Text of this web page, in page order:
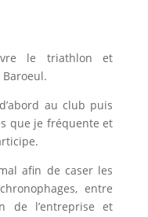
le triathlon et
au club puis
que je fréquente et
afin de caser les
entre
de l’entreprise et